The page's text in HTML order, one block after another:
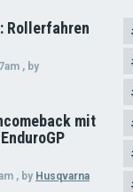
Rollerfahren
, by
mit
, by Husqvarna